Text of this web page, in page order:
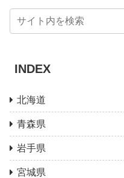
INDEX
北海道
青森県
岩手県
宮城県